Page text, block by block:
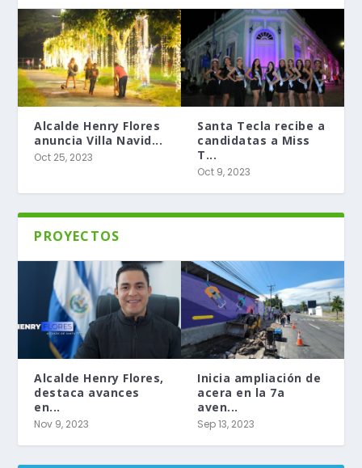
Alcalde Henry Flores
anuncia Villa Navid...
Oct 25, 2023
Santa Tecla recibe a
candidatas a Miss
T...
Oct 9, 2023
PROYECTOS
Alcalde Henry Flores,
destaca avances
en...
Nov 9, 2023
Inicia ampliación de
acera en la 7a
aven...
Sep 13, 2023